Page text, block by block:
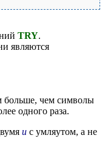
TRY.
являются
больше, чем символы
одного раза.
u с умляутом, а не